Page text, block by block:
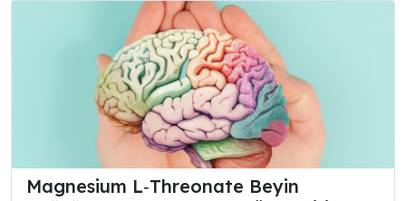
Magnesium L‑Threonate Beyin